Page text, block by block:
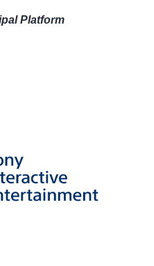
Platform